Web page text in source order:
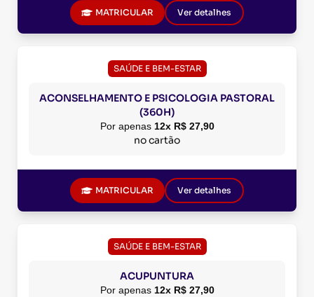
MATRICULAR Ver detalhes
SAÚDE E BEM-ESTAR
ACONSELHAMENTO E PSICOLOGIA PASTORAL
(360H)
Por apenas 12x R$ 27,90
no cartão
MATRICULAR Ver detalhes
SAÚDE E BEM-ESTAR
ACUPUNTURA
Por apenas 12x R$ 27,90